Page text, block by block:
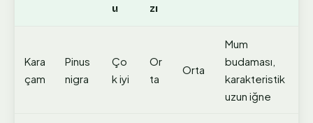
u
zı
Kara
çam
Pinus
nigra
Ço
k iyi
Or
ta
Orta
Mum
budaması,
karakteristik
uzun iğne